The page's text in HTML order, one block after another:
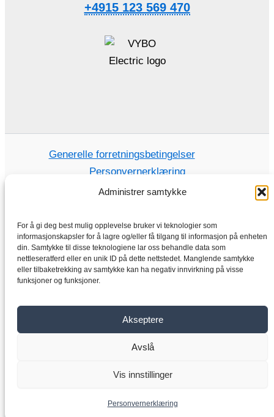
Administrer samtykke
For å gi deg best mulig opplevelse bruker vi teknologier som
informasjonskapsler for å lagre og/eller få tilgang til informasjon på enheten
din. Samtykke til disse teknologiene lar oss behandle data som
nettleseratferd eller en unik ID på dette nettstedet. Manglende samtykke
eller tilbaketrekking av samtykke kan ha negativ innvirkning på visse
funksjoner og funksjoner.
Akseptere
Avslå
Vis innstillinger
Personvernerklæring
+4915 123 569 470
Generelle forretningsbetingelser
Personvernerklæring
Hjem
Butikk
Elektriske motorer
Girkasse
Om oss
Kontakt
Copyright © 2026 VYBO-ELEKTRISKE-STASJONER.NO